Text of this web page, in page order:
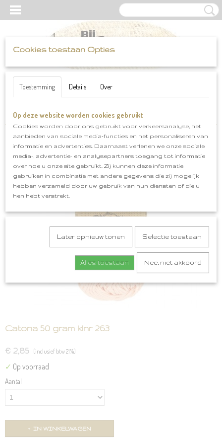
Inloggen Registreren UW WINKELWAGEN
Home >Scheepjes>Catona 50 gram>Catona 50 gram klnr 263
Catona 50 gram klnr 263
€ 2,85 (inclusief btw 21%)
✓ Op voorraad
Aantal
IN WINKELWAGEN
Cookies toestaan Opties
Toestemming Details Over
Op deze website worden cookies gebruikt
Cookies worden door ons gebruikt voor verkeersanalyse, het
aanbieden van sociale media-functies en het personaliseren van
informatie en advertenties. Daarnaast verlenen we onze sociale
media-, advertentie- en analysepartners toegang tot informatie
over hoe u onze site gebruikt. Zij kunnen deze informatie
gebruiken in combinatie met andere gegevens die zij mogelijk
hebben verzameld door uw gebruik van hun diensten of die u
hen hebt verstrekt.
Later opnieuw tonen Selectie toestaan
Alles toestaan Nee, niet akkoord